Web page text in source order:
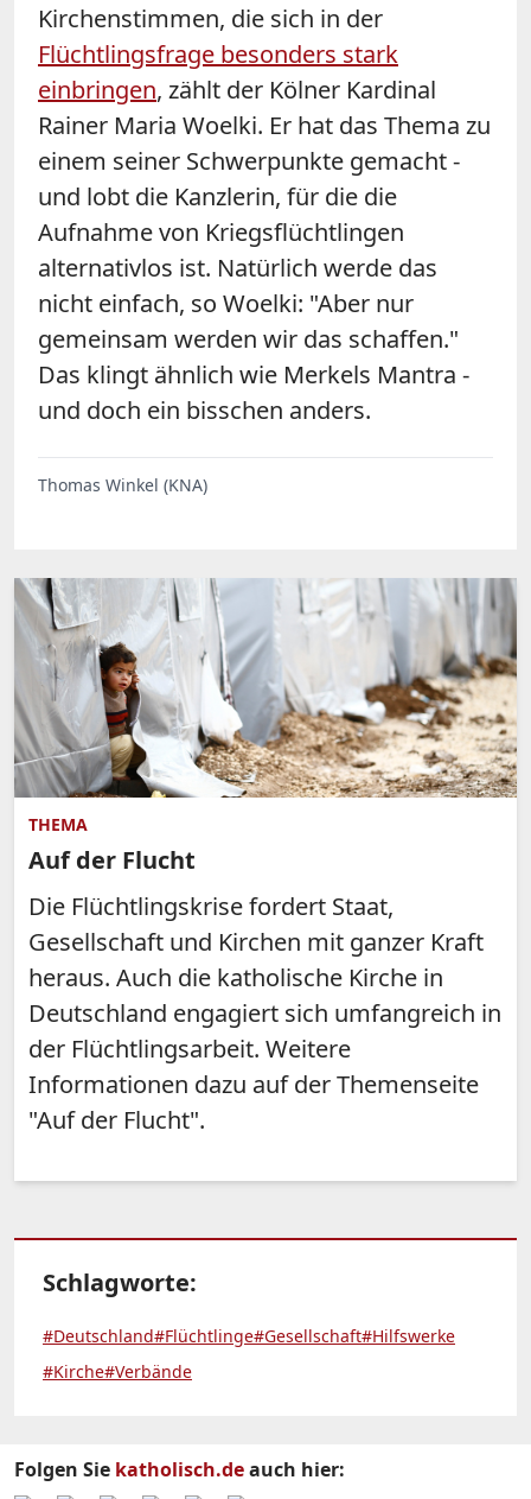
Kirchenstimmen, die sich in der
Flüchtlingsfrage besonders stark
einbringen, zählt der Kölner Kardinal
Rainer Maria Woelki. Er hat das Thema zu
einem seiner Schwerpunkte gemacht -
und lobt die Kanzlerin, für die die
Aufnahme von Kriegsflüchtlingen
alternativlos ist. Natürlich werde das
nicht einfach, so Woelki: "Aber nur
gemeinsam werden wir das schaffen."
Das klingt ähnlich wie Merkels Mantra -
und doch ein bisschen anders.
Thomas Winkel (KNA)
THEMA
Auf der Flucht
Die Flüchtlingskrise fordert Staat,
Gesellschaft und Kirchen mit ganzer Kraft
heraus. Auch die katholische Kirche in
Deutschland engagiert sich umfangreich in
der Flüchtlingsarbeit. Weitere
Informationen dazu auf der Themenseite
"Auf der Flucht".
Schlagworte:
#Deutschland#Flüchtlinge#Gesellschaft#Hilfswerke
#Kirche#Verbände
Folgen Sie katholisch.deauch hier: